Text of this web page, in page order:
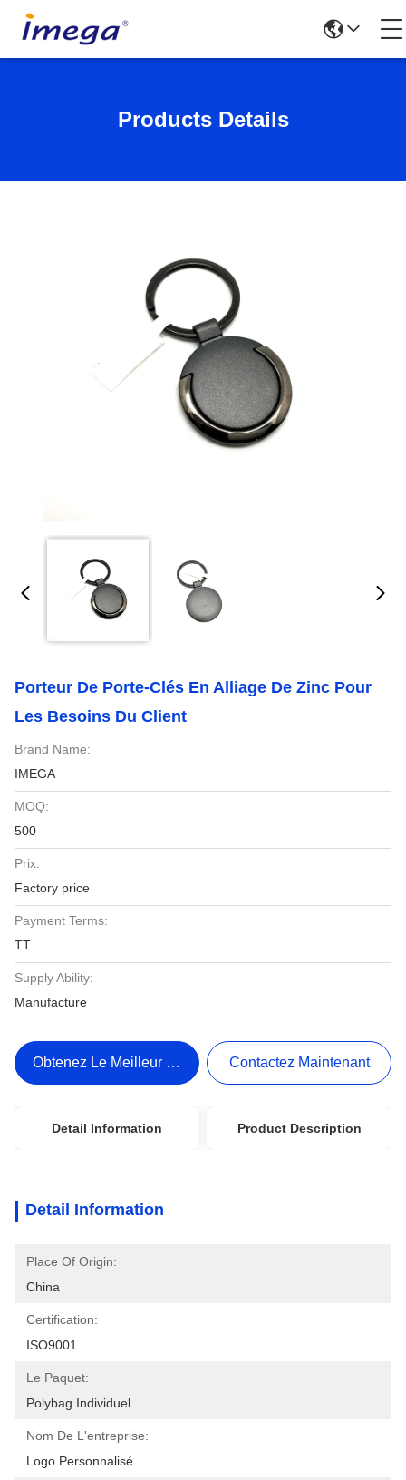
Products Details
Porteur De Porte-Clés En Alliage De Zinc Pour
Les Besoins Du Client
Brand Name:
IMEGA
MOQ:
500
Prix:
Factory price
Payment Terms:
TT
Supply Ability:
Manufacture
Obtenez Le Meilleur Prix Contactez Maintenant
Detail Information Product Description
Detail Information
Place Of Origin:
China
Certification:
ISO9001
Le Paquet:
Polybag Individuel
Nom De L'entreprise:
Logo Personnalisé